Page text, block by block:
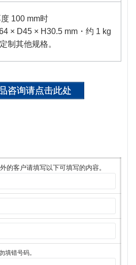
100 mm时
× D45 × H30.5 mm・约 1 kg
制其他规格。
咨询请点击此处
ままにしてください。
的客户请填写以下可填写的内容。
填错号码。